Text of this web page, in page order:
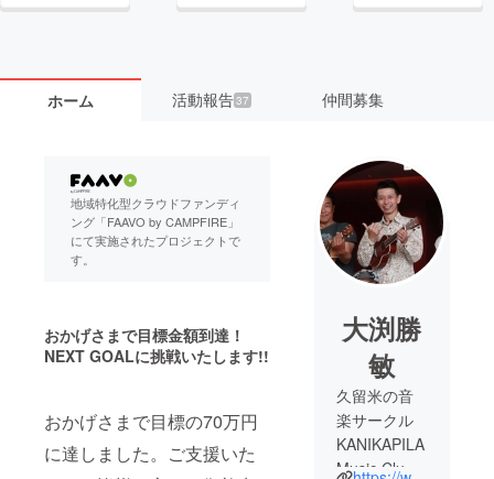
ホーム 活動報告37 仲間募集
地域特化型クラウドファンディ
ング「FAAVO by CAMPFIRE」
にて実施されたプロジェクトで
す。
おかげさまで目標金額到達！
NEXT GOALに挑戦いたします!!
おかげさまで目標の70万円
に達しました。ご支援いた
大渕勝
敏
久留米の音
楽サークル
KANIKAPILA
Music Club